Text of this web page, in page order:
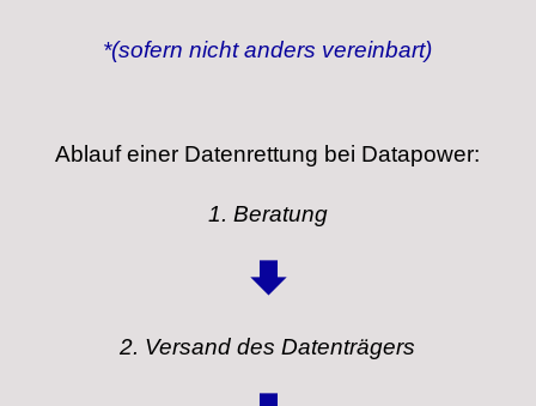
*(sofern nicht anders vereinbart)
Ablauf einer Datenrettung bei Datapower:
1. Beratung
2. Versand des Datenträgers